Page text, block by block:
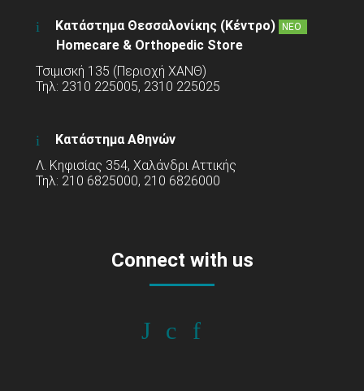
Κατάστημα Θεσσαλονίκης (Κέντρο) ΝΕΟ
Homecare & Orthopedic Store
Τσιμισκή 135 (Περιοχή ΧΑΝΘ)
Τηλ: 2310 225005, 2310 225025
Κατάστημα Αθηνών
Λ. Κηφισίας 354, Χαλάνδρι Αττικής
Τηλ: 210 6825000, 210 6826000
Connect with us